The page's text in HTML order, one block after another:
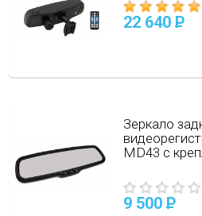
22 640 P
Зеркало
MD43 с
9 500 P